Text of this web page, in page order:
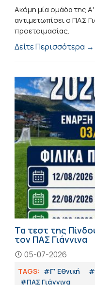
Ακόμη μία ομάδα της Α'
αντιμετωπίσει ο ΠΑΣ
προετοιμασίας.
Δείτε Περισσότερα →
Τα τεστ της
τον ΠΑΣ Γιάννινα
05-07-2026
TAGS: #Γ' Εθνική
#ΠΑΣ Γιάννινα